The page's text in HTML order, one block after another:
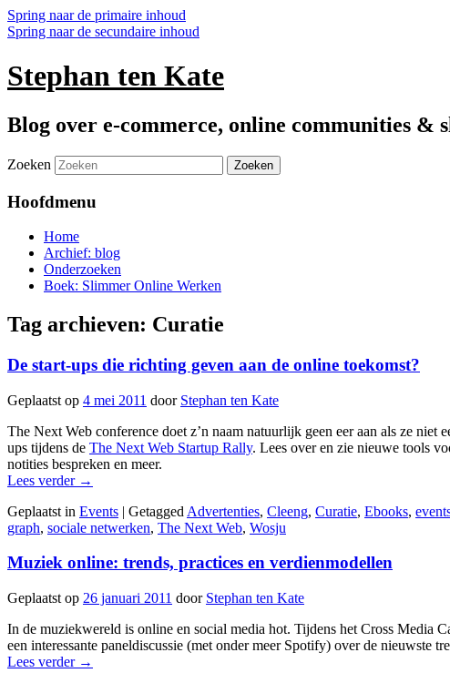
Spring naar de primaire inhoud
Spring naar de secundaire inhoud
Stephan ten Kate
Blog over e-commerce, online communities &
Zoeken
Hoofdmenu
Home
Archief: blog
Onderzoeken
Boek: Slimmer Online Werken
Tag archieven: Curatie
De start-ups die richting geven aan de online toekomst?
Geplaatst op 4 mei 2011 door Stephan ten Kate
The Next Web conference doet z’n naam natuurlijk geen eer aan als ze
ups tijdens de The Next Web Startup Rally. Lees over en zie nieuwe tools
notities bespreken en meer.
Lees verder →
Geplaatst in Events | Getagged Advertenties, Cleeng, Curatie, Ebooks,
graph, sociale netwerken, The Next Web, Wosju
Muziek online: trends, practices en verdienmodellen
Geplaatst op 26 januari 2011 door Stephan ten Kate
In de muziekwereld is online en social media hot. Tijdens het Cross Media
een interessante paneldiscussie (met onder meer Spotify) over de nieuwste
Lees verder →